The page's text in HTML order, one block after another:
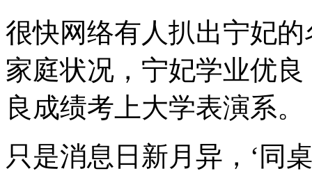
很快网络有人扒出宁妃
家庭状况，宁妃学业优
良成绩考上大学表演系。
只是消息日新月异，‘同